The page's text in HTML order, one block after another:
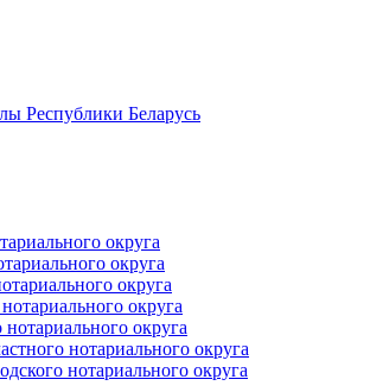
Республики Беларусь
округа
округа
округа
округа
округа
нотариального округа
нотариального округа